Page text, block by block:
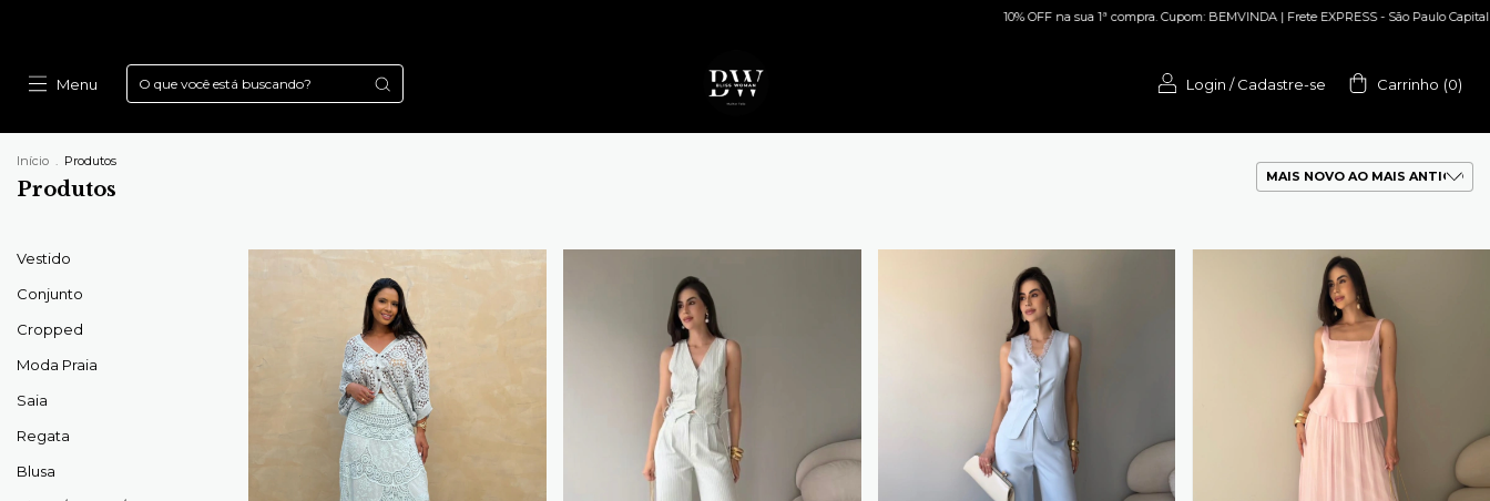
10% OFF na sua 1ª compra. Cupom: BEMVINDA | Frete EXPRESS - São Paulo Capital | Parcele em até 5x sem juros
Menu Login /Cadastre-se Carrinho (0)
Início . Produtos
Produtos
Vestido
Conjunto
Cropped
Moda Praia
Saia
Regata
Blusa